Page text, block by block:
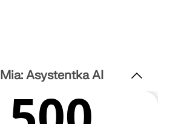
Mia: Asystentka AI